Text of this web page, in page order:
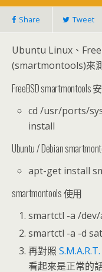
Share Tweet
Ubuntu Linux、
(smartmontools)來
FreeBSD smartmontools
cd /usr/ports/
install
Ubuntu / Debian
apt-get install
smartmontools 使用
smartctl -a /dev/
smartctl -a -d
再對照S.M.A.R.T.
看起來是正常的